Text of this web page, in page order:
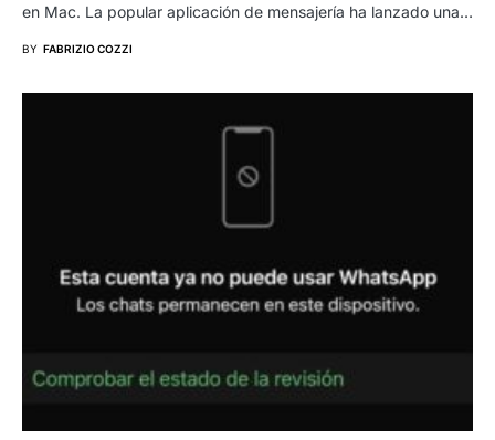
en Mac. La popular aplicación de mensajería ha lanzado una…
BY FABRIZIO COZZI